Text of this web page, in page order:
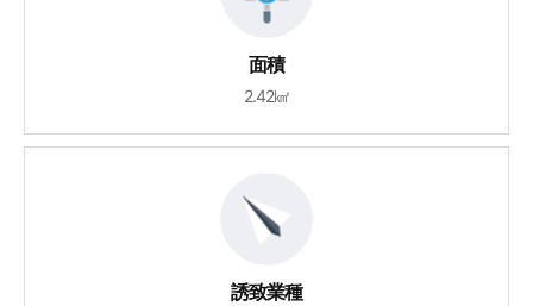
面積
2.42㎢
誘致業種